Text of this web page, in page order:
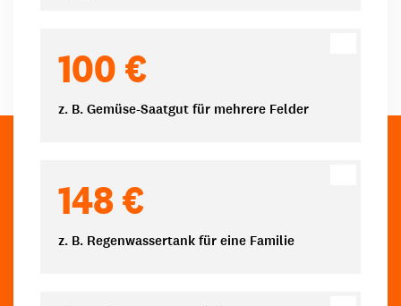
100 €
z. B. Gemüse-Saatgut für mehrere Felder
148 €
z. B. Regenwassertank für eine Familie